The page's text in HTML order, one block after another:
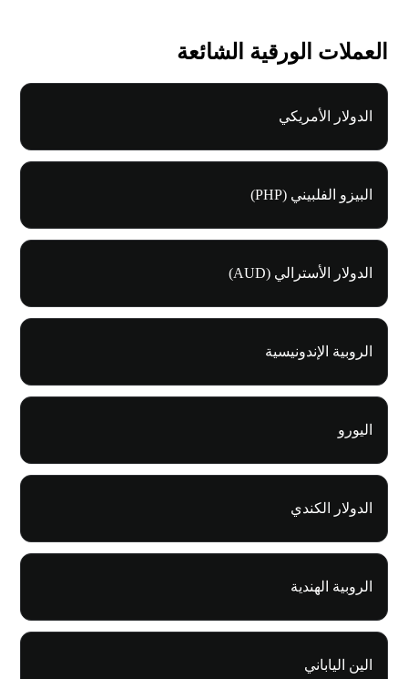
العملات الورقية الشائعة
الدولار الأمريكي
البيزو الفلبيني (PHP)
الدولار الأسترالي (AUD)
الروبية الإندونيسية
اليورو
الدولار الكندي
الروبية الهندية
الين الياباني